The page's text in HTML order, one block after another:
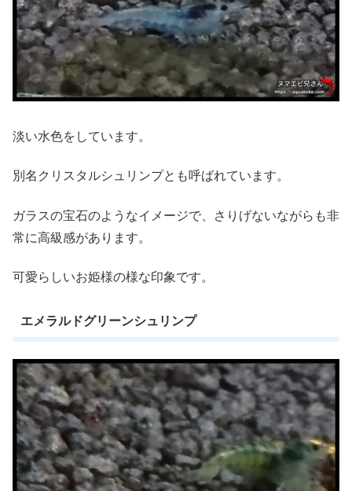
淡い水色をしています。
別名クリスタルシュリンプとも呼ばれています。
ガラスの宝石のようなイメージで、さりげないながらも非
常に高級感があります。
可愛らしいお姫様の様な印象です。
エメラルドグリーンシュリンプ